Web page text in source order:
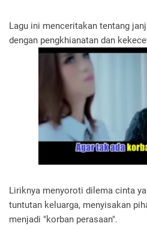
Lagu ini menceritakan tentang
dengan pengkhianatan dan
Liriknya menyoroti dilema cinta
tuntutan keluarga, menyisakan
menjadi "korban perasaan".